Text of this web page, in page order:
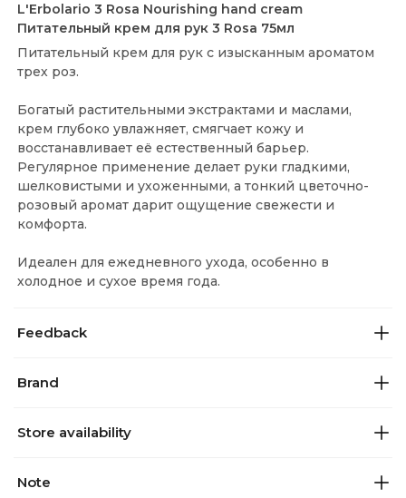
L'Erbolario 3 Rosa Nourishing hand cream
Питательный крем для рук 3 Rosa 75мл
Питательный крем для рук с изысканным ароматом
трех роз.
Богатый растительными экстрактами и маслами,
крем глубоко увлажняет, смягчает кожу и
восстанавливает её естественный барьер.
Регулярное применение делает руки гладкими,
шелковистыми и ухоженными, а тонкий цветочно-
розовый аромат дарит ощущение свежести и
комфорта.
Идеален для ежедневного ухода, особенно в
холодное и сухое время года.
Feedback
Brand
Store availability
Note